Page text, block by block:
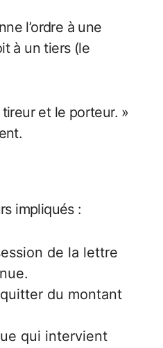
l’ordre à une
à un tiers (le
et le porteur. »
impliqués :
de la lettre
du montant
qui intervient